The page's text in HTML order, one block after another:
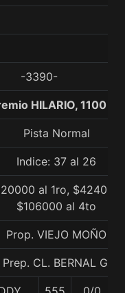
-3390-
HILARIO, 1100
Pista Normal
Indice: 37 al 26
al 1ro,
$106000 al 4to
Prop. VIEJO MOÑO
Prep. CL. BERNAL G.